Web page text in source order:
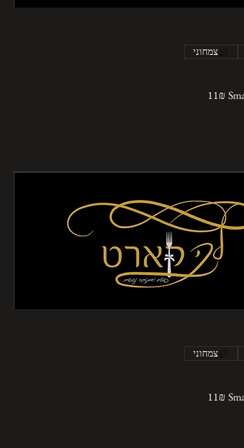
צמחוני
‏11 ‏₪
צמחוני
‏11 ‏₪